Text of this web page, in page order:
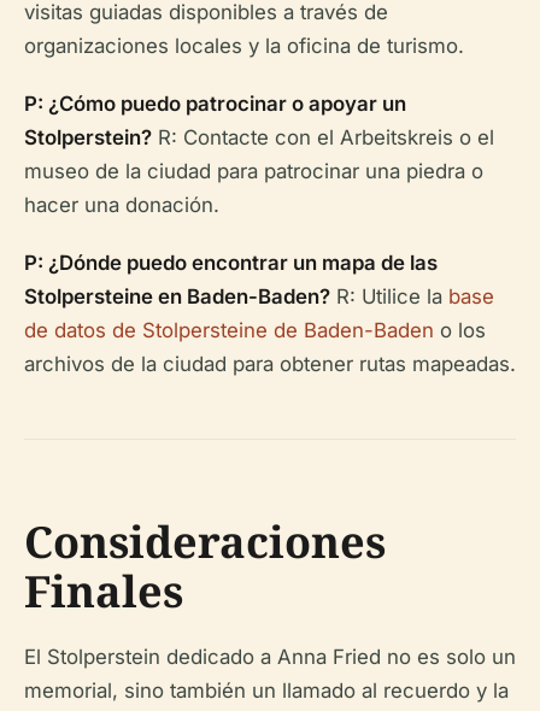
visitas guiadas disponibles a través de
organizaciones locales y la oficina de turismo.
P: ¿Cómo puedo patrocinar o apoyar un
Stolperstein? R: Contacte con el Arbeitskreis o el
museo de la ciudad para patrocinar una piedra o
hacer una donación.
P: ¿Dónde puedo encontrar un mapa de las
Stolpersteine en Baden-Baden? R: Utilice la base
de datos de Stolpersteine de Baden-Baden o los
archivos de la ciudad para obtener rutas mapeadas.
Consideraciones
Finales
El Stolperstein dedicado a Anna Fried no es solo un
memorial, sino también un llamado al recuerdo y la